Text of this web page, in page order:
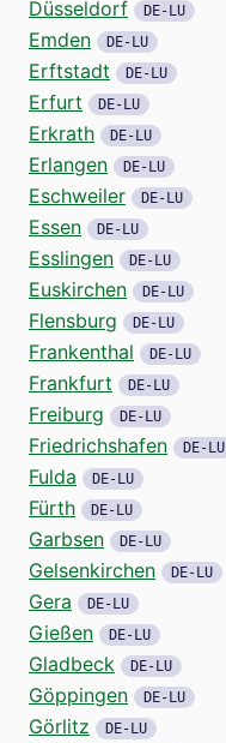
Düsseldorf DE-LU
Emden DE-LU
Erftstadt DE-LU
Erfurt DE-LU
Erkrath DE-LU
Erlangen DE-LU
Eschweiler DE-LU
Essen DE-LU
Esslingen DE-LU
Euskirchen DE-LU
Flensburg DE-LU
Frankenthal DE-LU
Frankfurt DE-LU
Freiburg DE-LU
Friedrichshafen DE-LU
Fulda DE-LU
Fürth DE-LU
Garbsen DE-LU
Gelsenkirchen DE-LU
Gera DE-LU
Gießen DE-LU
Gladbeck DE-LU
Göppingen DE-LU
Görlitz DE-LU